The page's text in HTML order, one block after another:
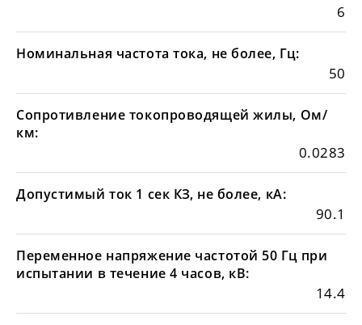
6
Номинальная частота тока, не более, Гц:
50
Сопротивление токопроводящей жилы, Ом/
км:
0.0283
Допустимый ток 1 сек КЗ, не более, кА:
90.1
Переменное напряжение частотой 50 Гц при
испытании в течение 4 часов, кВ:
14.4